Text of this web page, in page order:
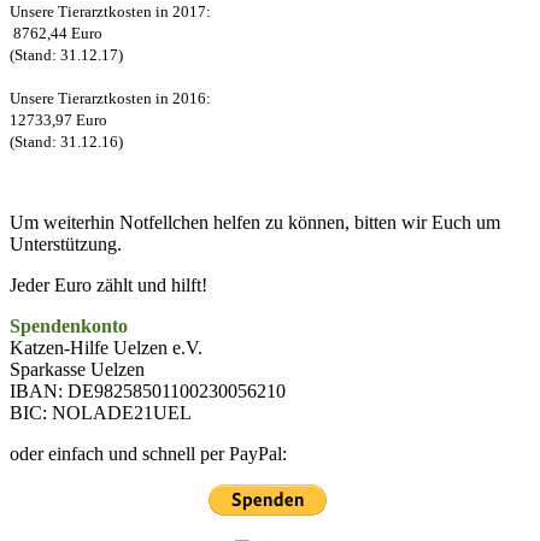
Unsere Tierarztkosten in 2017:
8762,44 Euro
(Stand: 31.12.17)
Unsere Tierarztkosten in 2016:
12733,97 Euro
(Stand: 31.12.16)
Um weiterhin Notfellchen helfen zu können, bitten wir Euch um
Unterstützung.
Jeder Euro zählt und hilft!
Spendenkonto
Katzen-Hilfe Uelzen e.V.
Sparkasse Uelzen
IBAN: DE98258501100230056210
BIC: NOLADE21UEL
oder einfach und schnell per PayPal: